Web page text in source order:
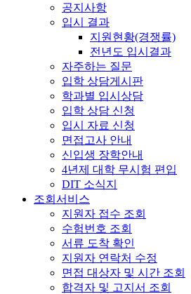
공지사항
입시 결과
지원현황(경쟁률)
전년도 입시결과
자주하는 질문
입학 상담게시판
학과별 입시상담
입학 상담 신청
입시 자료 신청
면접고사 안내
신입생 장학안내
4년제 대학 무시험 편입
DIT 소식지
조회서비스
지원자 접수 조회
수험번호 조회
서류 도착 확인
지원자 연락처 수정
면접 대상자 및 시간 조회
합격자 및 고지서 조회